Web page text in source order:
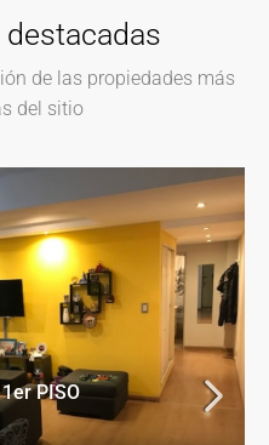
destacadas
de las propiedades más
del sitio
PISO